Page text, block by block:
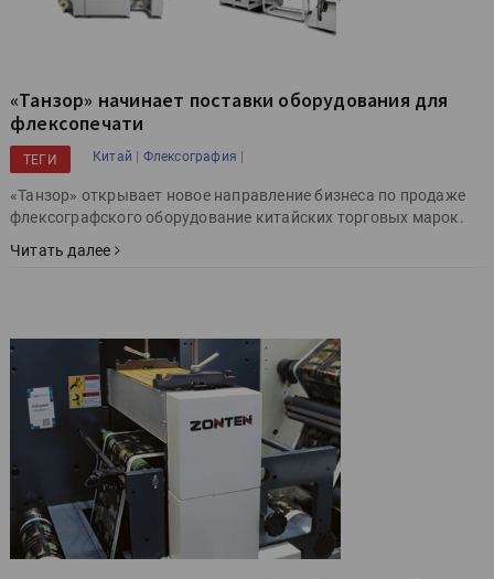
«Танзор» начинает поставки оборудования для
флексопечати
ТЕГИ Китай | Флексография |
«Танзор» открывает новое направление бизнеса по продаже
флексографского оборудование китайских торговых марок.
Читать далее